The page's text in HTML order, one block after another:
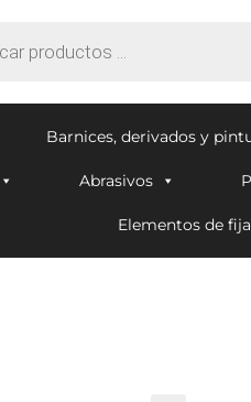
Barnices, derivados y
Abrasivos
Elementos de